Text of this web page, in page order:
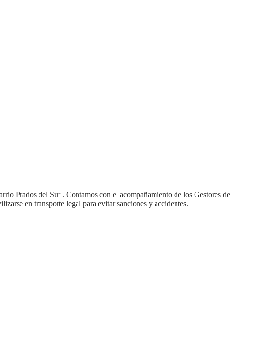
Prados del Sur . Contamos con el acompañamiento de los Gestores de
en transporte legal para evitar sanciones y accidentes.